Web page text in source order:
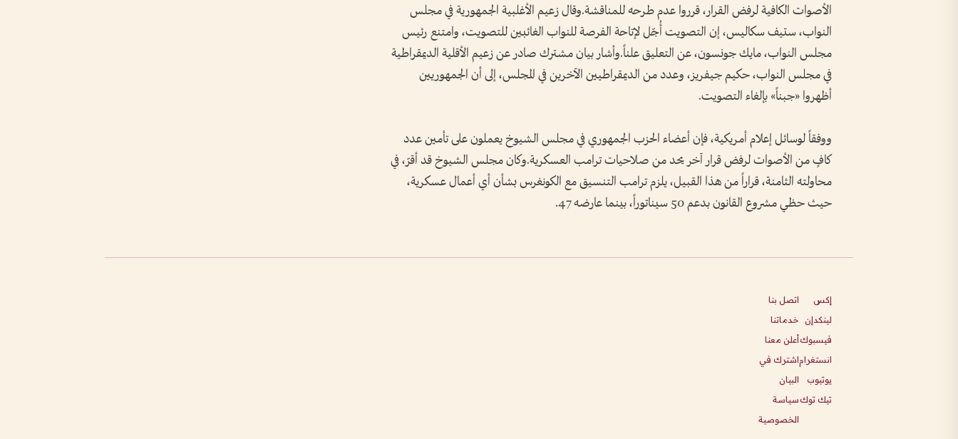
الأصوات الكافية لرفض القرار، قرروا عدم طرحه للمناقشة.وقال زعيم الأغلبية الجمهورية في مجلس
النواب، ستيف سكاليس، إن التصويت أُجّل لإتاحة الفرصة للنواب الغائبين للتصويت، وامتنع رئيس
مجلس النواب، مايك جونسون، عن التعليق علناً.وأشار بيان مشترك صادر عن زعيم الأقلية الديمقراطية
في مجلس النواب، حكيم جيفريز، وعدد من الديمقراطيين الآخرين في المجلس، إلى أن الجمهوريين
أظهروا «جبناً» بإلغاء التصويت.
ووفقاً لوسائل إعلام أمريكية، فإن أعضاء الحزب الجمهوري في مجلس الشيوخ يعملون على تأمين عدد
كافٍ من الأصوات لرفض قرار آخر يحد من صلاحيات ترامب العسكرية.وكان مجلس الشيوخ قد أقرّ، في
محاولته الثامنة، قراراً من هذا القبيل، يلزم ترامب التنسيق مع الكونغرس بشأن أي أعمال عسكرية،
حيث حظي مشروع القانون بدعم 50 سيناتوراً، بينما عارضه 47.
إكس
لينكدإن
فيسبوك
انستغرام
يوتيوب
تيك توك
اتصل بنا
خدماتنا
أعلن معنا
اشترك في
البيان
سياسة
الخصوصية